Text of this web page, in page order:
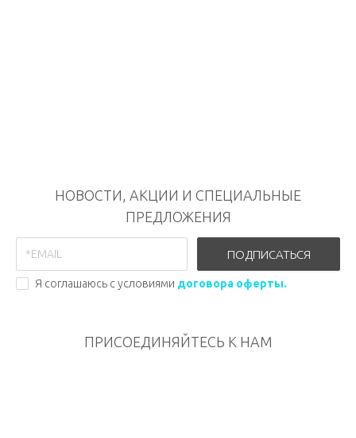
НОВОСТИ, АКЦИИ И СПЕЦИАЛЬНЫЕ
ПРЕДЛОЖЕНИЯ
ПОДПИСАТЬСЯ
Я соглашаюсь с условиями договора оферты.
ПРИСОЕДИНЯЙТЕСЬ К НАМ